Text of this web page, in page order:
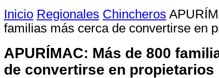
Inicio Regionales Chincheros
familias más cerca de convertirse en
APURÍMAC: Más de 800
de convertirse en propietarios